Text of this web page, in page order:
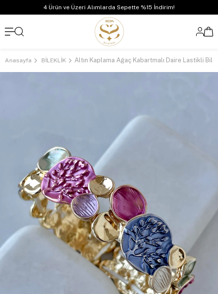
4 Ürün ve Üzeri Alımlarda Sepette %15 İndirim!
Anasayfa BİLEKLİK